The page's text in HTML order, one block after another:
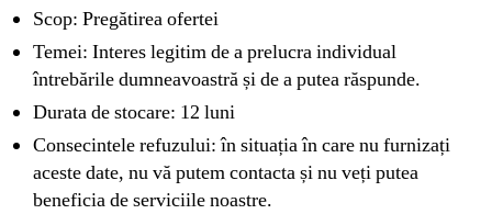
Scop: Pregătirea ofertei
Temei: Interes legitim de a prelucra individual
întrebările dumneavoastră și de a putea răspunde.
Durata de stocare: 12 luni
Consecintele refuzului: în situația în care nu furnizați
aceste date, nu vă putem contacta și nu veți putea
beneficia de serviciile noastre.